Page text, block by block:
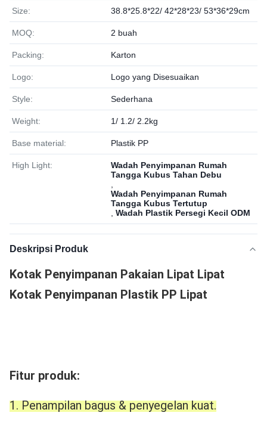
Size: 38.8*25.8*22/ 42*28*23/ 53*36*29cm
MOQ: 2 buah
Packing: Karton
Logo: Logo yang Disesuaikan
Style: Sederhana
Weight: 1/ 1.2/ 2.2kg
Base material: Plastik PP
High Light:
Wadah Penyimpanan Rumah
Tangga Kubus Tahan Debu
Wadah Penyimpanan Rumah
Tangga Kubus Tertutup
Wadah Plastik Persegi Kecil ODM
Deskripsi Produk
Kotak Penyimpanan Pakaian Lipat Lipat
Kotak Penyimpanan Plastik PP Lipat
Fitur produk:
1. Penampilan bagus & penyegelan kuat.